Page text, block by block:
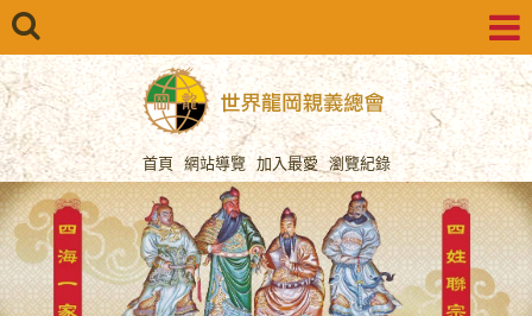
首頁 網站導覽 加入最愛 瀏覽紀錄